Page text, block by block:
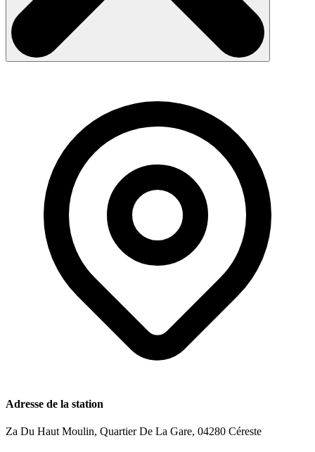
Adresse de la station
Za Du Haut Moulin, Quartier De La Gare, 04280 Céreste